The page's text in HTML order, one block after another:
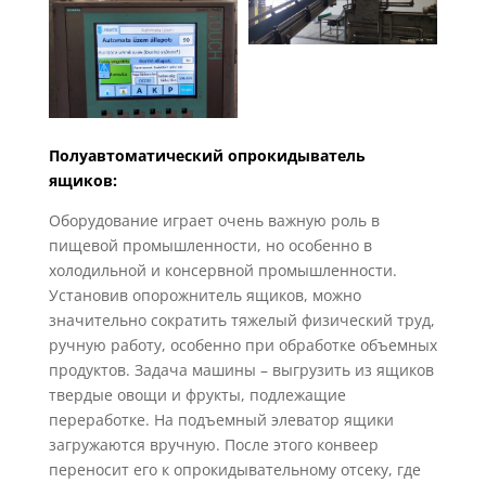
Полуавтоматический опрокидыватель
ящиков:
Оборудование играет очень важную роль в
пищевой промышленности, но особенно в
холодильной и консервной промышленности.
Установив опорожнитель ящиков, можно
значительно сократить тяжелый физический труд,
ручную работу, особенно при обработке объемных
продуктов. Задача машины – выгрузить из ящиков
твердые овощи и фрукты, подлежащие
переработке. На подъемный элеватор ящики
загружаются вручную. После этого конвеер
переносит его к опрокидывательному отсеку, где